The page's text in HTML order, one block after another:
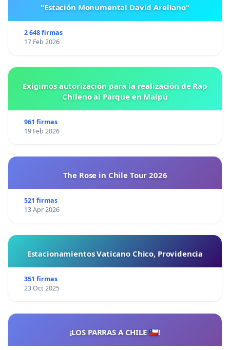
"Estación Monumental David Arellano"
2 648 firmas
17 Feb 2026
Exigimos autorización para la realización de Rap
Chileno al Parque en Maipú
961 firmas
19 Feb 2026
The Rose in Chile Tour 2026
521 firmas
13 Apr 2026
Estacionamientos Vaticano Chico, Providencia
351 firmas
23 Oct 2025
¡LOS PARRAS A CHILE 🇨🇱!